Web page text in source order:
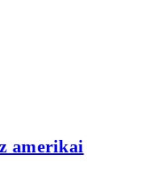
amerikai